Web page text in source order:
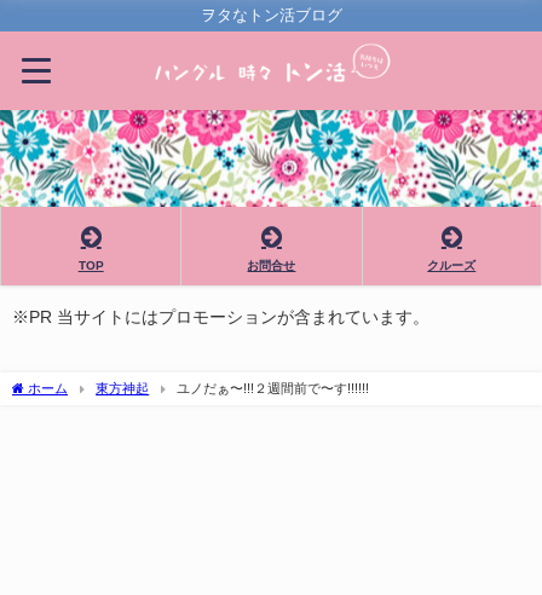
ヲタなトン活ブログ
TOP お問合せ クルーズ
※PR 当サイトにはプロモーションが含まれています。
ホーム 東方神起 ユノだぁ〜!!!２週間前で〜す!!!!!!